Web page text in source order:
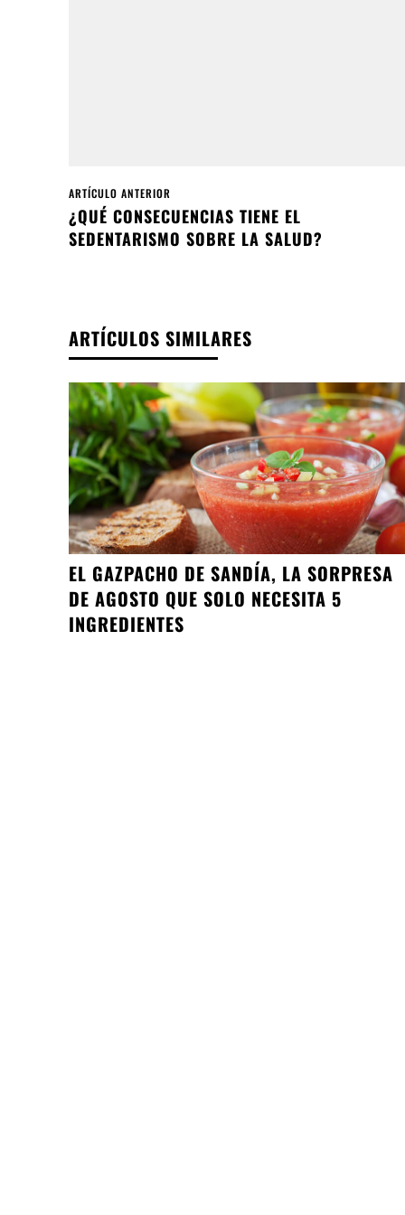
ARTÍCULO ANTERIOR
¿QUÉ CONSECUENCIAS TIENE EL
SEDENTARISMO SOBRE LA SALUD?
ARTÍCULOS SIMILARES
EL GAZPACHO DE SANDÍA, LA SORPRESA
DE AGOSTO QUE SOLO NECESITA 5
INGREDIENTES